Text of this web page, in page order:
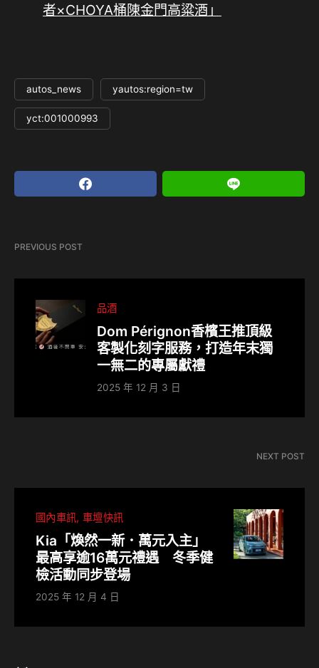
者×CHOYA桶陳金門高粱酒」
autos_news yautos:region=tw
yct:001000993
PREVIOUS POST
品酒
Dom Pérignon香檳王推頂級
客製化刻字服務，打造年末獨
一無二的專屬獻禮
2025 年 12 月 3 日
NEXT POST
國內車訊 車壇快訊
Kia「煥然一新．萬元入主」
最高享逾16萬元禮遇 冬季健
檢活動同步登場
2025 年 12 月 4 日